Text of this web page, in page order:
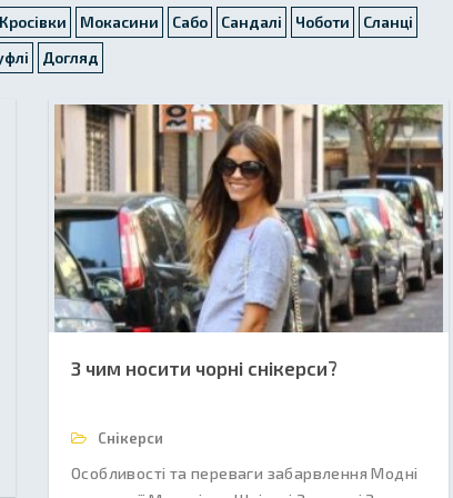
Кросівки Мокасини Сабо Сандалі Чоботи
Сланці
Догляд
З чим носити чорні снікерси?
Снікерси
Особливості та переваги забарвлення Модні